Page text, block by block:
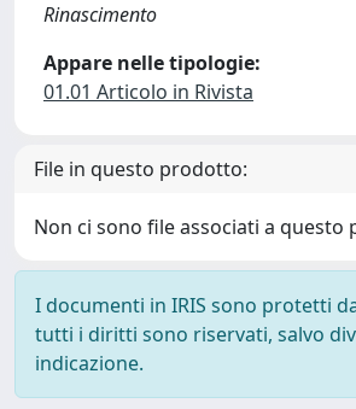
Rinascimento
Appare nelle tipologie:
01.01 Articolo in Rivista
File in questo prodotto:
Non ci sono file associati a questo
I documenti in IRIS sono protetti
tutti i diritti sono riservati, salvo
indicazione.